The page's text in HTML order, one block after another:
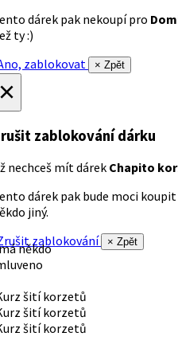
dárek pak nekoupí pro
ty :)
zablokovat
× Zpět
zablokování dárku
nechceš mít dárek Chapito
dárek pak bude moci
jiný.
zablokování
× Zpět
někdo